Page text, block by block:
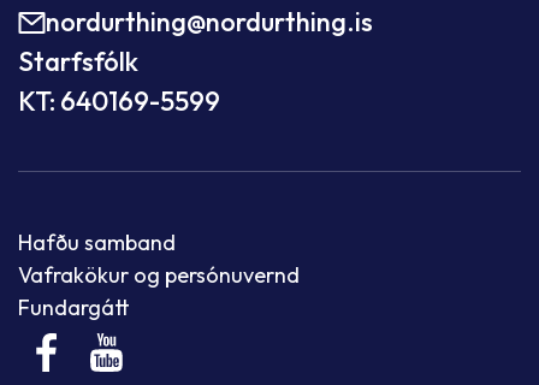
nordurthing@nordurthing.is
Starfsfólk
KT: 640169-5599
Hafðu samband
Vafrakökur og persónuvernd
Fundargátt